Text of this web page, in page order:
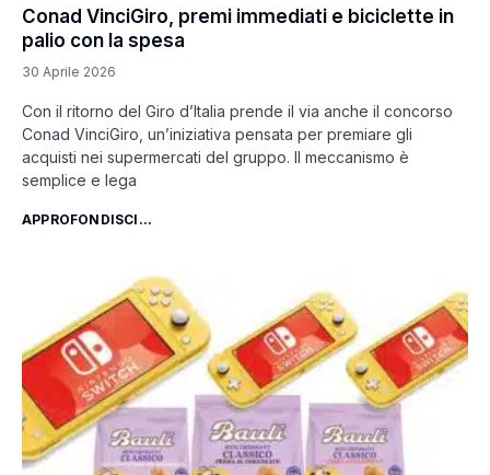
Conad VinciGiro, premi immediati e biciclette in
palio con la spesa
30 Aprile 2026
Con il ritorno del Giro d’Italia prende il via anche il concorso
Conad VinciGiro, un’iniziativa pensata per premiare gli
acquisti nei supermercati del gruppo. Il meccanismo è
semplice e lega
APPROFONDISCI...